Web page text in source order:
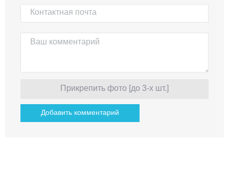
Прикрепить фото [до 3-х шт.]